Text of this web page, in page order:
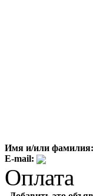
Имя и/или фамилия:
E-mail:
Оплата